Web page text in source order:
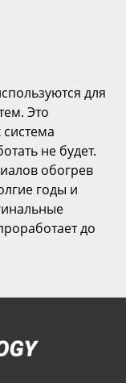
для
Это
не будет.
обогрев
годы и
до